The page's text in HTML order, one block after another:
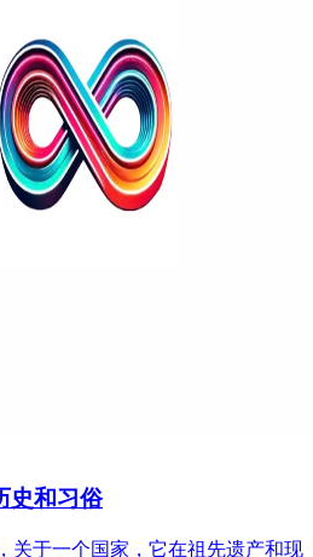
史和习俗
关于一个国家，它在祖先遗产和现